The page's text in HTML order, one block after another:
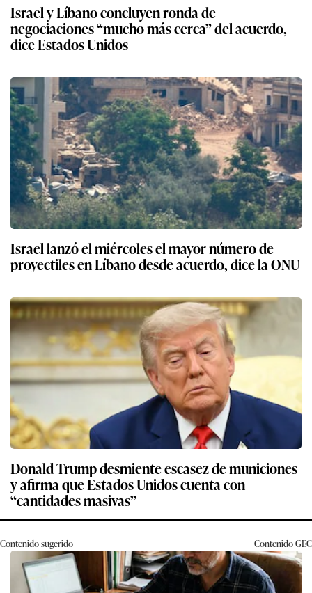
Israel y Líbano concluyen ronda de
negociaciones “mucho más cerca” del acuerdo,
dice Estados Unidos
Israel lanzó el miércoles el mayor número de
proyectiles en Líbano desde acuerdo, dice la ONU
Donald Trump desmiente escasez de municiones
y afirma que Estados Unidos cuenta con
“cantidades masivas”
Contenido sugerido ContenidoGEC